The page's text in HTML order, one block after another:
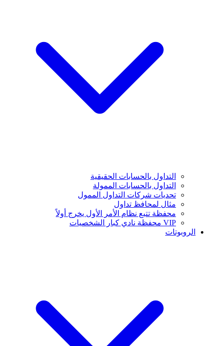
التداول بالحسابات الحقيقية
التداول بالحسابات الممولة
تحديات شركات التداول الممول
مثال لمحافظ تداول
محفظة تتبع نظام الأمر الأول يخرج أولاً
VIP محفظة نادي كبار الشخصيات
الروبوتات